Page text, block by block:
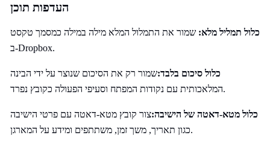
העדפות תוכן
כלול תמליל מלא: שמור את התמלול המלא מילה במילה כמסמך טקסט
ב-Dropbox.
כלול סיכום בלבד:שמור רק את הסיכום שנוצר על ידי הבינה
המלאכותית עם נקודות המפתח וסעיפי הפעולה כקובץ נפרד.
כלול מטא-דאטה של הישיבה:צור קובץ מטא-דאטה עם פרטי הישיבה
כגון תאריך, משך זמן, משתתפים ומידע על המארגן.